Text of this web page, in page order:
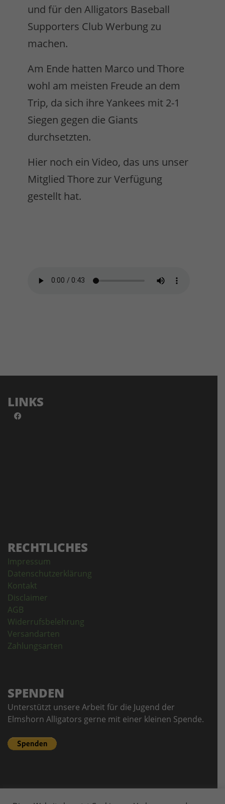
und für den Alligators Baseball
Supporters Club Werbung zu
machen.
Am Ende hatten Marco und Thore
wohl am meisten Freude an dem
Trip, da sich ihre Yankees mit 2-1
Siegen gegen die Giants
durchsetzten.
Hier noch ein Video, das uns unser
Mitglied Thore zur Verfügung
gestellt hat.
LINKS
RECHTLICHES
Impressum
Datenschutzerklärung
Kontakt
Disclaimer
AGB
Widerrufsbelehrung
Versandarten
Zahlungsarten
SPENDEN
Unterstützt unsere Arbeit für die Jugend der
Elmshorn Alligators gerne mit einer kleinen Spende.